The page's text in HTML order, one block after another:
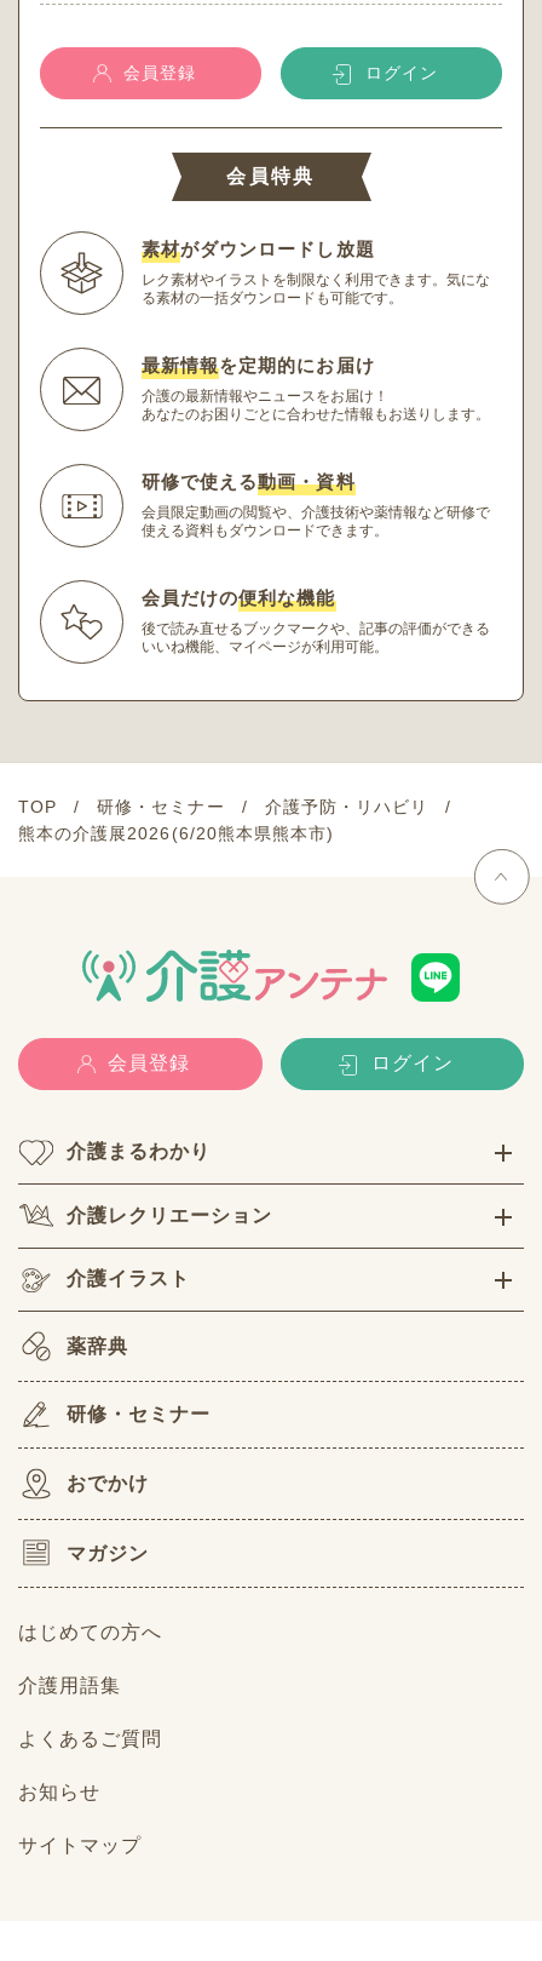
会員登録 ログイン
会員特典
素材がダウンロードし放題
レク素材やイラストを制限なく利用できます。 気にな
る素材の一括ダウンロードも可能です。
最新情報を定期的にお届け
介護の最新情報やニュースをお届け！
あなたのお困りごとに合わせた情報もお送りします。
研修で使える動画・資料
会員限定動画の閲覧や、介護技術や薬情報など研修で
使える資料もダウンロードできます。
会員だけの便利な機能
後で読み直せるブックマークや、記事の評価ができる
いいね機能、マイページが利用可能。
TOP 研修・セミナー
介護予防・リハビリ
熊本の介護展2026(6/20熊本県熊本市)
会員登録 ログイン
介護まるわかり
介護レクリエーション
介護イラスト
薬辞典
研修・セミナー
おでかけ
マガジン
はじめての方へ
介護用語集
よくあるご質問
お知らせ
サイトマップ